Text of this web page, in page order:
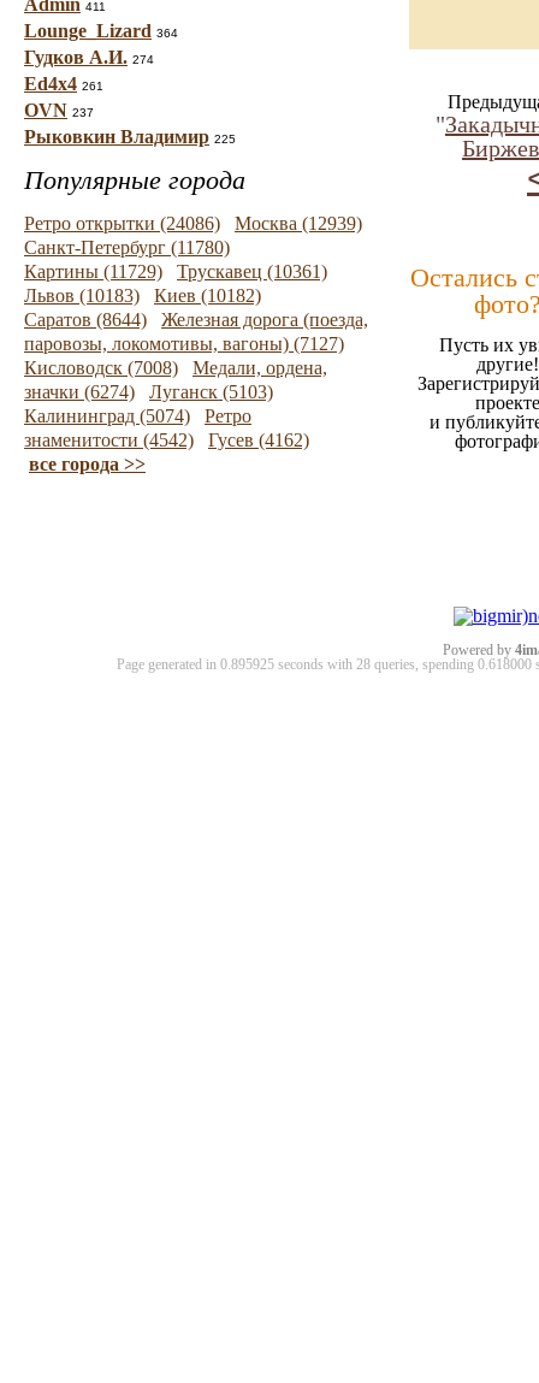
Admin 411
Lounge_Lizard 364
Гудков А.И. 274
Ed4x4 261
OVN 237
Рыковкин Владимир 225
Популярные города
Ретро открытки (24086)
Москва (12939)
Санкт-Петербург (11780)
Картины (11729)
Трускавец (10361)
Львов (10183)
Киев (10182)
Саратов (8644)
Железная дорога (поезда,
паровозы, локомотивы, вагоны) (7127)
Кисловодск (7008)
Медали, ордена,
значки (6274)
Луганск (5103)
Калининград (5074)
Ретро
знаменитости (4542)
Гусев (4162)
все города >>
"
Остались
Пусть их
другие!
проекте
и
Powered by
Page generated in 0.895925 seconds with 28 queries, spending